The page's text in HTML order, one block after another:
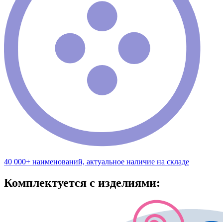
40 000+ наименований, актуальное наличие на складе
Комплектуется с изделиями: